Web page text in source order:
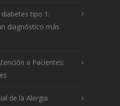
tipo 1:
diagnóstico más
a Pacientes:
de la Alergia